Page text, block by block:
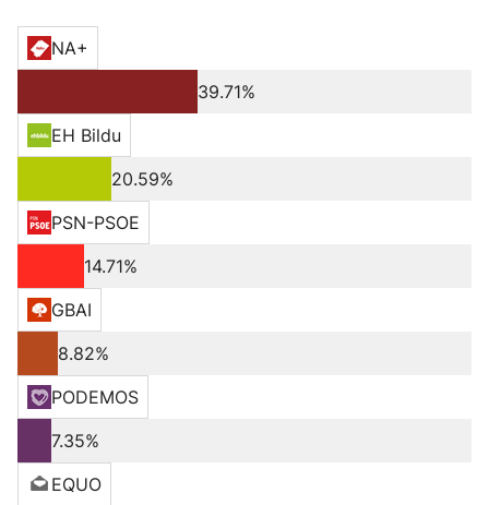
NA+
39.71%
EH Bildu
20.59%
PSN-PSOE
14.71%
GBAI
8.82%
PODEMOS
7.35%
EQUO